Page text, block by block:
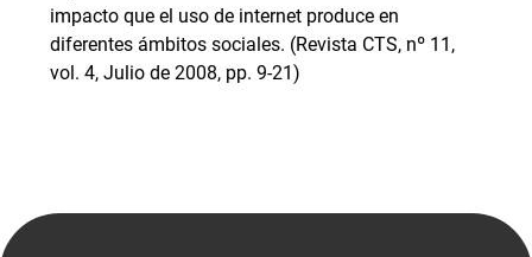
impacto que el uso de internet produce en
diferentes ámbitos sociales. (Revista CTS, nº 11,
vol. 4, Julio de 2008, pp. 9-21)